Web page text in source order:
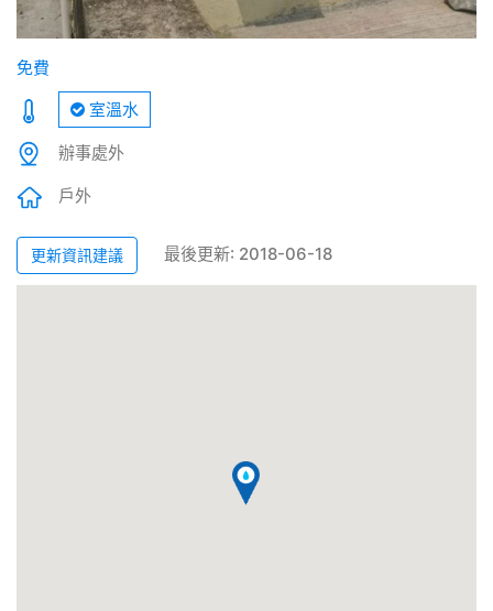
免費
室溫水
辦事處外
戶外
更新資訊建議 最後更新: 2018-06-18